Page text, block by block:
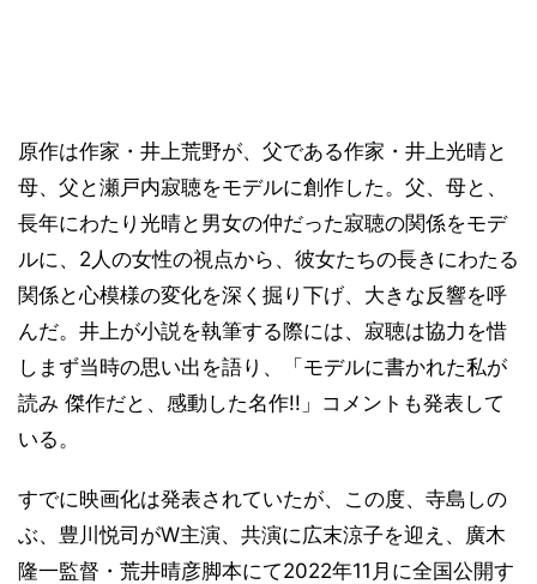
原作は作家・井上荒野が、父である作家・井上光晴と
母、父と瀬戸内寂聴をモデルに創作した。父、母と、
長年にわたり光晴と男女の仲だった寂聴の関係をモデ
ルに、2人の女性の視点から、彼女たちの長きにわたる
関係と心模様の変化を深く掘り下げ、大きな反響を呼
んだ。井上が小説を執筆する際には、寂聴は協力を惜
しまず当時の思い出を語り、「モデルに書かれた私が
読み 傑作だと、感動した名作!!」コメントも発表して
いる。
すでに映画化は発表されていたが、この度、寺島しの
ぶ、豊川悦司がW主演、共演に広末涼子を迎え、廣木
隆一監督・荒井晴彦脚本にて2022年11月に全国公開す